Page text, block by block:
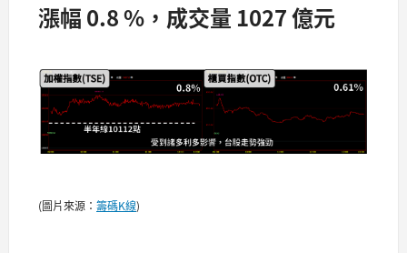
漲幅 0.8 %，成交量 1027 億元
(圖片來源： 籌碼K線)